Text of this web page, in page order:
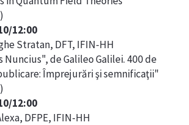
)
12:00
Stratan, DFT, IFIN-HH
Nuncius", de Galileo Galilei. 400 de
Împrejurări şi semnificaţii"
)
12:00
DFPE, IFIN-HH